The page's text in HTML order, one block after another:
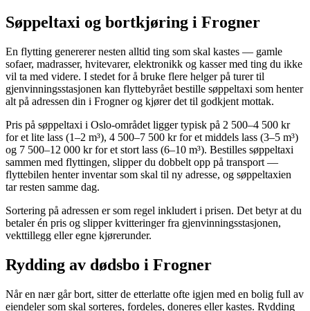
Søppeltaxi og bortkjøring i Frogner
En flytting genererer nesten alltid ting som skal kastes — gamle
sofaer, madrasser, hvitevarer, elektronikk og kasser med ting du ikke
vil ta med videre. I stedet for å bruke flere helger på turer til
gjenvinningsstasjonen kan flyttebyrået bestille søppeltaxi som henter
alt på adressen din i Frogner og kjører det til godkjent mottak.
Pris på søppeltaxi i Oslo-området ligger typisk på 2 500–4 500 kr
for et lite lass (1–2 m³), 4 500–7 500 kr for et middels lass (3–5 m³)
og 7 500–12 000 kr for et stort lass (6–10 m³). Bestilles søppeltaxi
sammen med flyttingen, slipper du dobbelt opp på transport —
flyttebilen henter inventar som skal til ny adresse, og søppeltaxien
tar resten samme dag.
Sortering på adressen er som regel inkludert i prisen. Det betyr at du
betaler én pris og slipper kvitteringer fra gjenvinningsstasjonen,
vekttillegg eller egne kjørerunder.
Rydding av dødsbo i Frogner
Når en nær går bort, sitter de etterlatte ofte igjen med en bolig full av
eiendeler som skal sorteres, fordeles, doneres eller kastes. Rydding